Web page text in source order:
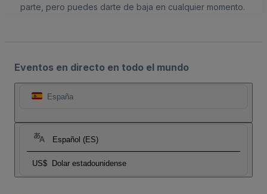
parte, pero puedes darte de baja en cualquier momento.
Eventos en directo en todo el mundo
España
Español (ES)
US$ Dolar estadounidense